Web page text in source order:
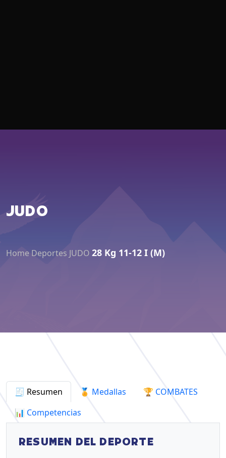
JUDO
Home Deportes JUDO 28 Kg 11-12 I (M)
🧾 Resumen 🏅 Medallas
🏆 COMBATES
📊 Competencias
RESUMEN DEL DEPORTE